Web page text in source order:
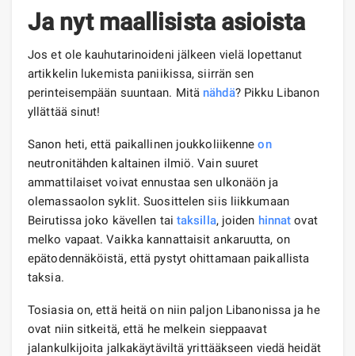
Ja nyt maallisista asioista
Jos et ole kauhutarinoideni jälkeen vielä lopettanut
artikkelin lukemista paniikissa, siirrän sen
perinteisempään suuntaan. Mitä nähdä? Pikku Libanon
yllättää sinut!
Sanon heti, että paikallinen joukkoliikenneon
neutronitähden kaltainen ilmiö. Vain suuret
ammattilaiset voivat ennustaa sen ulkonäön ja
olemassaolon syklit. Suosittelen siis liikkumaan
Beirutissa joko kävellen tai taksilla, joiden hinnat ovat
melko vapaat. Vaikka kannattaisit ankaruutta, on
epätodennäköistä, että pystyt ohittamaan paikallista
taksia.
Tosiasia on, että heitä on niin paljon Libanonissa ja he
ovat niin sitkeitä, että he melkein sieppaavat
jalankulkijoita jalkakäytäviltä yrittääkseen viedä heidät